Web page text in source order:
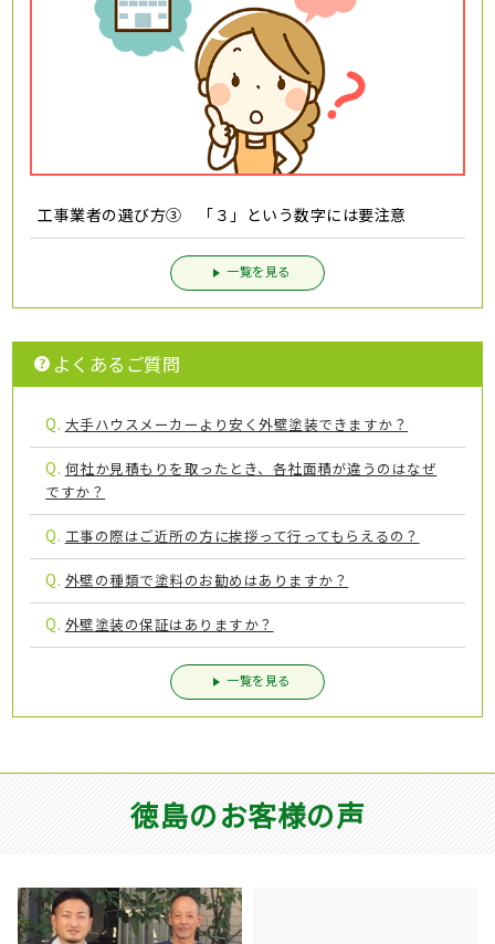
工事業者の選び方③ 「３」という数字には要注意
一覧を見る
よくあるご質問
Q. 大手ハウスメーカーより安く外壁塗装できますか？
Q. 何社か見積もりを取ったとき、各社面積が違うのはなぜ
ですか？
Q. 工事の際はご近所の方に挨拶って行ってもらえるの？
Q. 外壁の種類で塗料のお勧めはありますか？
Q. 外壁塗装の保証はありますか？
一覧を見る
徳島のお客様の声